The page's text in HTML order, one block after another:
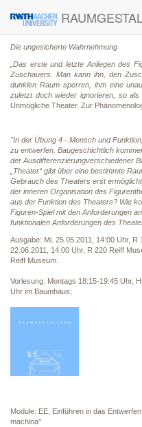
Die ungesicherte Wahrnehmung
„Das erste und letzte Anliegen des
Zuschauers. Man kann ihn, den
dunklen Raum sperren, ihm eine
zuletzt doch wieder ignorieren, so
Unmögliche Theater. Zur
"In der Übung 4 - Mensch und
zu entwerfen. Baugeschichtlich
der Ausdifferenzierungverschiedener
„Theater“ gibt über eine bestimmte
Gebrauch des Theaters erst
der inneren Organisation des
aus der Funktion des Theaters? Wie
Figuren-Spiel mit den Anforderungen
funktionalen Anforderungen des
Ausgabe: Mi. 25.05.2011, 14:00 Uhr, R
22.06.2011, 14:00 Uhr, R 220 Reiff
Reiff Museum.
Vorlesung: Montags 18:15-19:45 Uhr,
Uhr im Baumhaus;
Module: EE, Einführen in das
machina"